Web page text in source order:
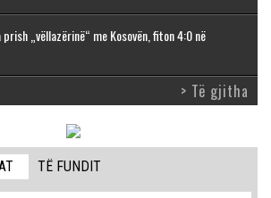
prish „vëllazërinë“ me Kosovën, fiton 4:0 në
> Të gjitha
TË FUNDIT